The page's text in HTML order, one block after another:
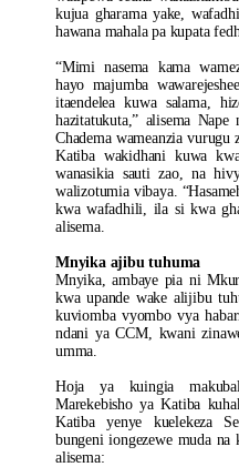
kujua gharama yake,
hawana mahala pa kupata
“Mimi nasema kama
hayo majumba
itaendelea kuwa salama,
hazitatukuta,” alisema
Chadema wameanzia
Katiba wakidhani kuwa
wanasikia sauti zao, na
walizotumia vibaya.
kwa wafadhili, ila si kwa
alisema.
Mnyika ajibu tuhuma
Mnyika, ambaye pia ni
kwa upande wake alijibu
kuviomba vyombo vya
ndani ya CCM, kwani
umma.
Hoja ya kuingia
Marekebisho ya Katiba
Katiba yenye kuelekeza
bungeni iongezewe muda
alisema: